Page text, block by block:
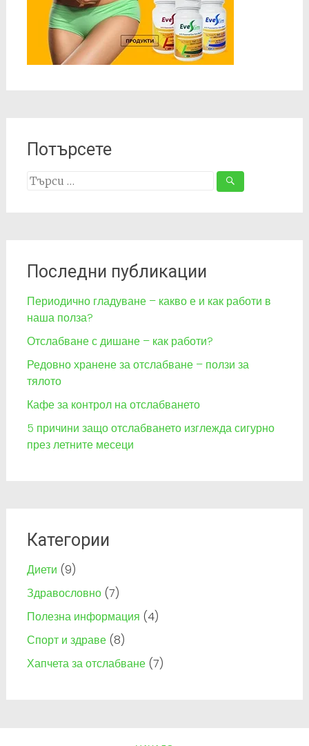
Потърсете
Search
Последни публикации
Периодично гладуване – какво е и как работи в
наша полза?
Отслабване с дишане – как работи?
Редовно хранене за отслабване – ползи за
тялото
Кафе за контрол на отслабването
5 причини защо отслабването изглежда сигурно
през летните месеци
Категории
Диети (9)
Здравословно(7)
Полезна информация (4)
Спорт и здраве(8)
Хапчета за отслабване(7)